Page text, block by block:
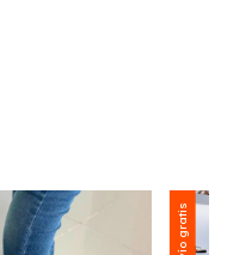
Envío gratis